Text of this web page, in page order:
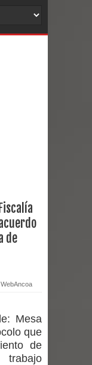
Salud de
hace que
contra
de
WebAncoa
Mesa
que
de